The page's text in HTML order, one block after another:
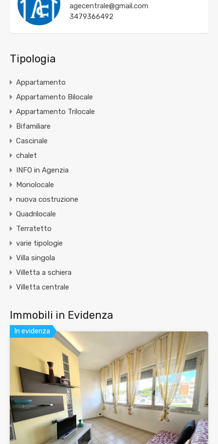
agecentrale@gmail.com
3479366492
Tipologia
Appartamento
Appartamento Bilocale
Appartamento Trilocale
Bifamiliare
Cascinale
chalet
INFO in Agenzia
Monolocale
nuova costruzione
Quadrilocale
Terratetto
varie tipologie
Villa singola
Villetta a schiera
Villetta centrale
Immobili in Evidenza
In evidenza